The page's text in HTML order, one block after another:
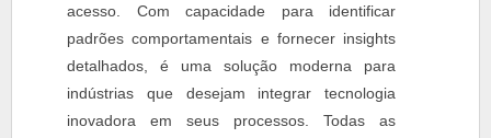
acesso. Com capacidade para identificar
padrões comportamentais e fornecer insights
detalhados, é uma solução moderna para
indústrias que desejam integrar tecnologia
inovadora em seus processos. Todas as